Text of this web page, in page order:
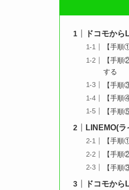
ドコモか
【手
【手
する
【手
【手
【手
LINEMO(
【手
【手
【手
ドコモか